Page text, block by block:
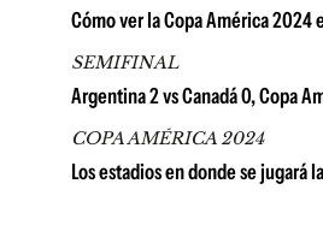
Cómo ver la Copa América 2024
SEMIFINAL
Argentina 2 vs Canadá 0, Copa
COPA AMÉRICA 2024
Los estadios en donde se jugará